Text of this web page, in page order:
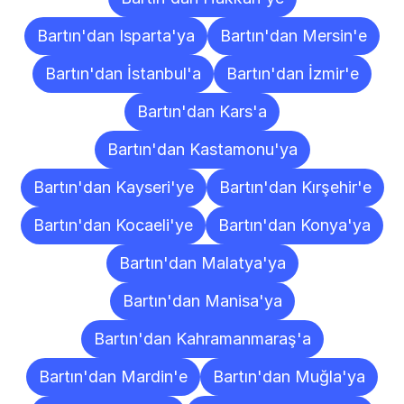
Bartın'dan Isparta'ya
Bartın'dan Mersin'e
Bartın'dan İstanbul'a
Bartın'dan İzmir'e
Bartın'dan Kars'a
Bartın'dan Kastamonu'ya
Bartın'dan Kayseri'ye
Bartın'dan Kırşehir'e
Bartın'dan Kocaeli'ye
Bartın'dan Konya'ya
Bartın'dan Malatya'ya
Bartın'dan Manisa'ya
Bartın'dan Kahramanmaraş'a
Bartın'dan Mardin'e
Bartın'dan Muğla'ya